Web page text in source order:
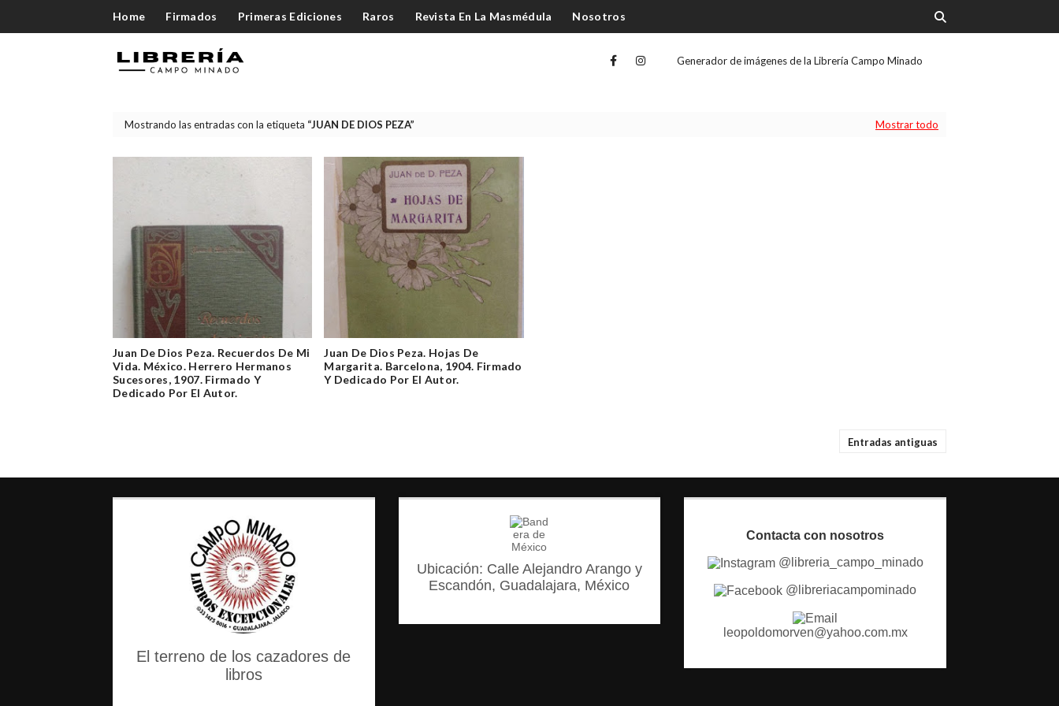
Home Firmados Primeras Ediciones Raros Revista En La Masmédula Nosotros
Generador de imágenes de la Librería Campo Minado
Mostrando las entradas con la etiqueta JUAN DE DIOS PEZA Mostrar todo
Juan De Dios Peza. Recuerdos De Mi
Vida. México. Herrero Hermanos
Sucesores, 1907. Firmado Y
Dedicado Por El Autor.
Juan De Dios Peza. Hojas De
Margarita. Barcelona, 1904. Firmado
Y Dedicado Por El Autor.
Entradas antiguas
El terreno de los cazadores de
libros
Ubicación: Calle Alejandro Arango y
Escandón, Guadalajara, México
Contacta con nosotros
@libreria_campo_minado
@libreriacampominado
leopoldomorven@yahoo.com.mx